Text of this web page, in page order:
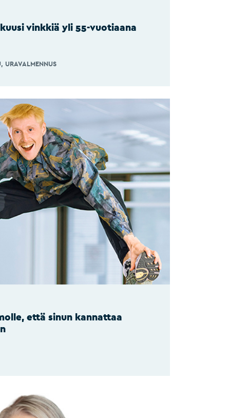
vinkkiä yli 55-​vuotiaana
URAVALMENNUS
että sinun kannattaa